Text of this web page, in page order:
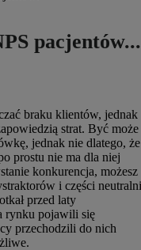
braku klientów, jednak
strat. Być może
jednak nie dlatego, że
prostu nie ma dla niej
konkurencja, możesz
i części
przed laty
rynku pojawili się
przechodzili do nich